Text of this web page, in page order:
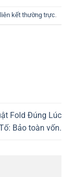
liên kết thường trực.
Fold Đúng Lúc
Bảo toàn vốn.